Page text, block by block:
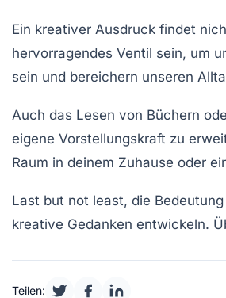
Ein kreativer Ausdruck findet
hervorragendes Ventil sein, um
sein und bereichern unseren
Auch das Lesen von Büchern
eigene Vorstellungskraft zu
Raum in deinem Zuhause oder
Last but not least, die
kreative Gedanken entwickeln.
Teilen: